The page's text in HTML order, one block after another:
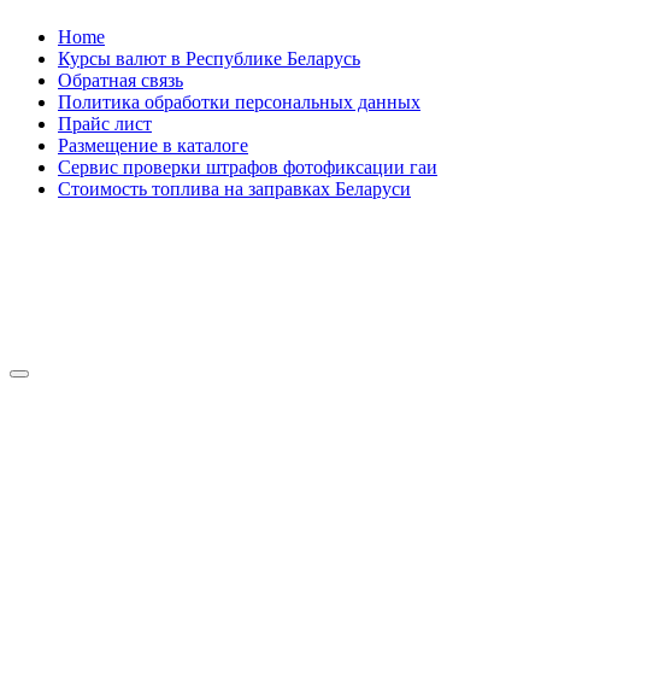
Skip
content
Home
Курсы валют в Республике Беларусь
Обратная связь
Политика обработки персональных данных
Прайс лист
Размещение в каталоге
Сервис проверки штрафов фотофиксации гаи
Стоимость топлива на заправках Беларуси